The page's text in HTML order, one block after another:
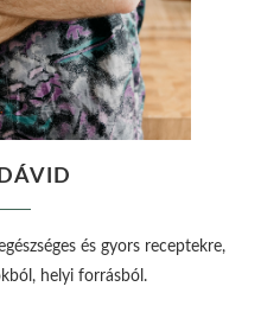
és gyors receptekre,
helyi forrásból.